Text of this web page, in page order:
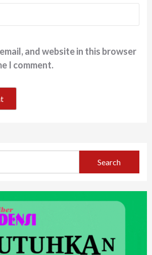
and website in this browser
I comment.